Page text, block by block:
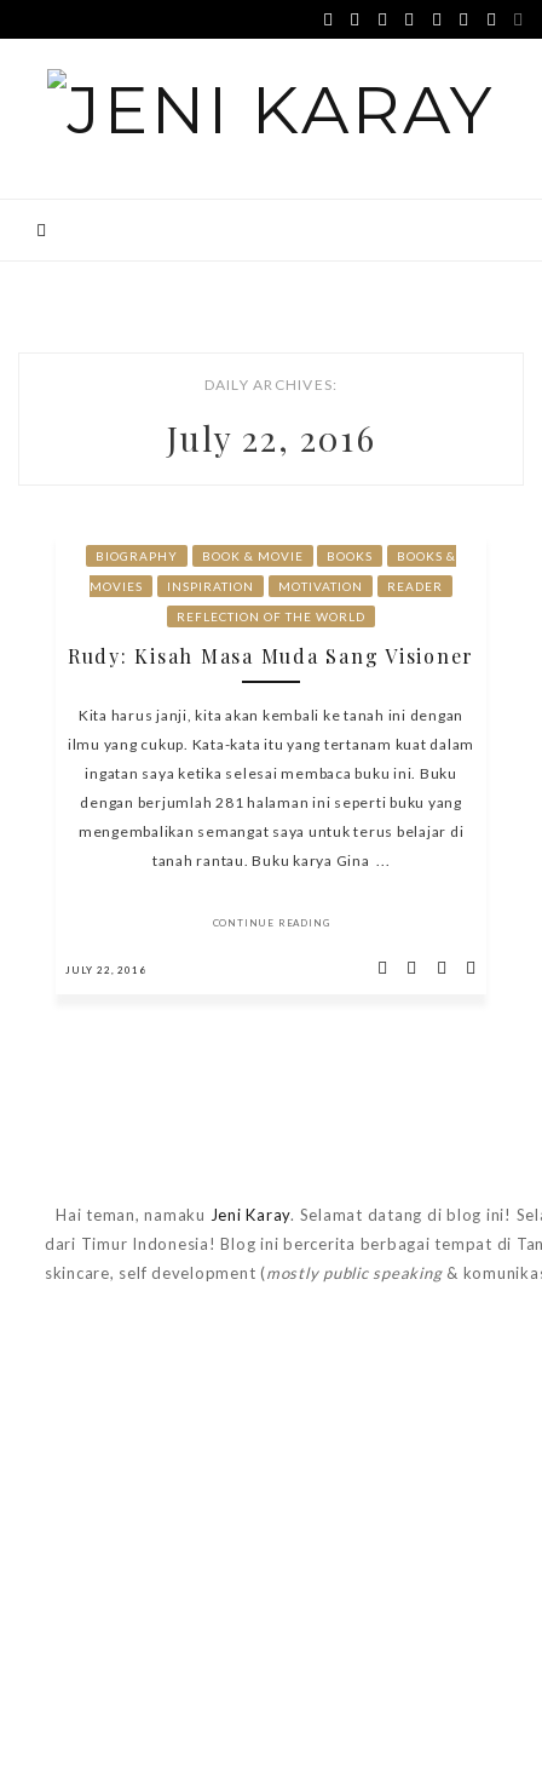
DAILY ARCHIVES:
July 22, 2016
BIOGRAPHY BOOK & MOVIE BOOKS BOOKS &
MOVIES INSPIRATION MOTIVATION READER
REFLECTION OF THE WORLD
Rudy: Kisah Masa Muda Sang Visioner
Kita harus janji, kita akan kembali ke tanah ini dengan
ilmu yang cukup. Kata-kata itu yang tertanam kuat dalam
ingatan saya ketika selesai membaca buku ini. Buku
dengan berjumlah 281 halaman ini seperti buku yang
mengembalikan semangat saya untuk terus belajar di
tanah rantau. Buku karya Gina ...
CONTINUE READING
JULY 22, 2016
Hai teman, namaku Jeni Karay. Selamat datang di blog ini!
dari Timur Indonesia! Blog ini bercerita berbagai tempat di
skincare, self development (mostly public speaking&